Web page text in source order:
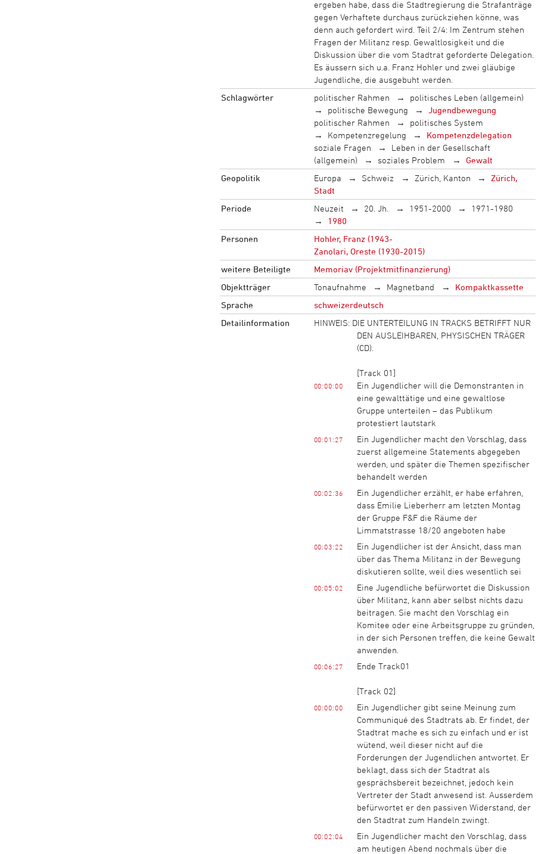
ergeben habe, dass die Stadtregierung die Strafanträge
gegen Verhaftete durchaus zurückziehen könne, was
denn auch gefordert wird. Teil 2/4: Im Zentrum stehen
Fragen der Militanz resp. Gewaltlosigkeit und die
Diskussion über die vom Stadtrat geforderte Delegation.
Es äussern sich u.a. Franz Hohler und zwei gläubige
Jugendliche, die ausgebuht werden.
Schlagwörter
politischer Rahmen
politisches Leben (allgemein)
politische Bewegung
Jugendbewegung
politischer Rahmen
politisches System
Kompetenzregelung
Kompetenzdelegation
soziale Fragen
Leben in der Gesellschaft
(allgemein)
soziales Problem
Gewalt
Geopolitik
Europa Schweiz Zürich, Kanton
Zürich,
Stadt
Periode
Neuzeit 20. Jh. 1951-2000
1971-1980
1980
Personen
Hohler, Franz (1943-
Zanolari, Oreste (1930-2015)
weitere Beteiligte
Memoriav (Projektmitfinanzierung)
Objektträger
Tonaufnahme Magnetband
Kompaktkassette
Sprache
schweizerdeutsch
Detailinformation
HINWEIS: DIE UNTERTEILUNG IN TRACKS BETRIFFT NUR
DEN AUSLEIHBAREN, PHYSISCHEN TRÄGER
(CD).
[Track 01]
00:00:00
Ein Jugendlicher will die Demonstranten in
eine gewalttätige und eine gewaltlose
Gruppe unterteilen – das Publikum
protestiert lautstark
00:01:27
Ein Jugendlicher macht den Vorschlag, dass
zuerst allgemeine Statements abgegeben
werden, und später die Themen spezifischer
behandelt werden
00:02:36
Ein Jugendlicher erzählt, er habe erfahren,
dass Emilie Lieberherr am letzten Montag
der Gruppe F&F die Räume der
Limmatstrasse 18/20 angeboten habe
00:03:22
Ein Jugendlicher ist der Ansicht, dass man
über das Thema Militanz in der Bewegung
diskutieren sollte, weil dies wesentlich sei
00:05:02
Eine Jugendliche befürwortet die Diskussion
über Militanz, kann aber selbst nichts dazu
beitragen. Sie macht den Vorschlag ein
Komitee oder eine Arbeitsgruppe zu gründen,
in der sich Personen treffen, die keine Gewalt
anwenden.
00:06:27 Ende Track01
[Track 02]
00:00:00
Ein Jugendlicher gibt seine Meinung zum
Communiqué des Stadtrats ab. Er findet, der
Stadtrat mache es sich zu einfach und er ist
wütend, weil dieser nicht auf die
Forderungen der Jugendlichen antwortet. Er
beklagt, dass sich der Stadtrat als
gesprächsbereit bezeichnet, jedoch kein
Vertreter der Stadt anwesend ist. Ausserdem
befürwortet er den passiven Widerstand, der
den Stadtrat zum Handeln zwingt.
00:02:04
Ein Jugendlicher macht den Vorschlag, dass
am heutigen Abend nochmals über die